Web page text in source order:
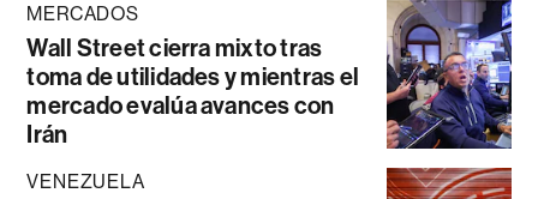
MERCADOS
Wall Street cierra mixto tras
toma de utilidades y mientras el
mercado evalúa avances con
Irán
VENEZUELA